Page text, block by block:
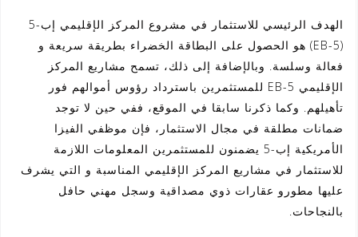
الهدف الرئيسي للاستثمار في مشروع المركز الإقليمي إب-5
(EB-5) هو الحصول على البطاقة الخضراء بطريقة سريعة و
فعالة وسلسة. وبالإضافة إلى ذلك، تسمح مشاريع المركز
الإقليمي EB-5 للمستثمرين باسترداد رؤوس أموالهم فور
تأهيلهم. وكما ذكرنا سابقا في الموقع، ففي حين لا توجد
ضمانات مطلقة في مجال الاستثمار، فإن موظفي الفيزا
الأمريكية إب-5 يضمنون للمستثمرين المعلومات اللازمة
للاستثمار في مشاريع المركز الإقليمي المناسبة و التي يشرف
عليها مطورو عقارات ذوي مصداقية وسجل مهني حافل
بالنجاحات.